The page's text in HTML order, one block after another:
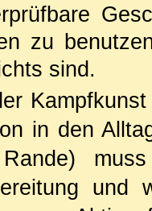
zu
sind.
in den
und